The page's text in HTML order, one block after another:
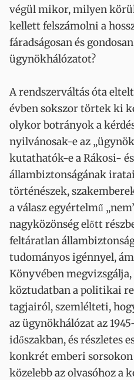
végül mikor, milyen
kellett felszámolni a
fáradságosan és
ügynökhálózatot?
A rendszerváltás óta
évben sokszor törtek ki
olykor botrányok a
nyilvánosak-e az
kutathatók-e a Rákosi-
állambiztonságának
történészek,
a válasz egyértelmű
nagyközönség előtt
feltáratlan
tudományos igénnyel,
Könyvében
köztudatban a politikai
tagjairól, szemlélteti,
az ügynökhálózat az
időszakban, és részletes
konkrét emberi
közelebb az olvasóhoz a